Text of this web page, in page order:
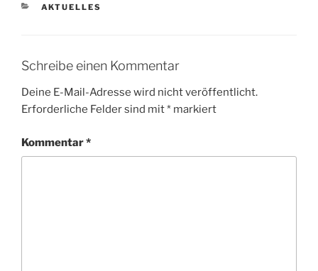
KATEGORIEN
AKTUELLES
Schreibe einen Kommentar
Deine E-Mail-Adresse wird nicht veröffentlicht.
Erforderliche Felder sind mit* markiert
Kommentar*